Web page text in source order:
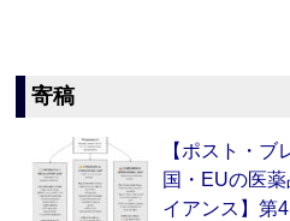
寄稿
【ポスト・
国・EUの医
イアンス】第